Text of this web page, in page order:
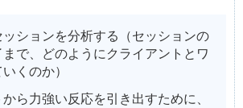
ッションを分析する（セッションの
まで、どのようにクライアントとワ
くのか）
ら力強い反応を引き出すために、